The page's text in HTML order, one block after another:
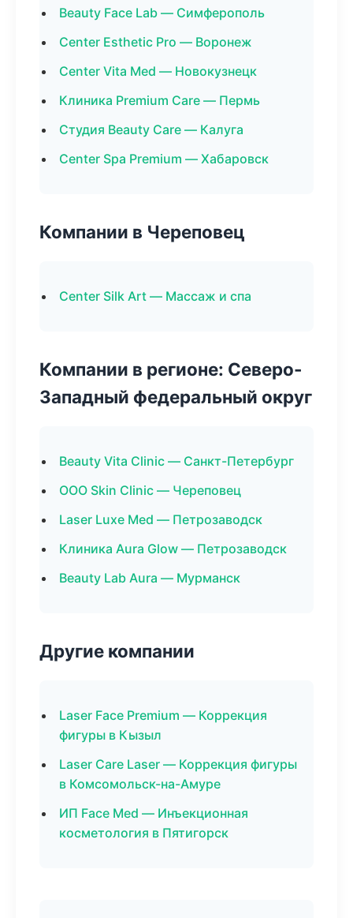
Beauty Face Lab — Симферополь
Center Esthetic Pro — Воронеж
Center Vita Med — Новокузнецк
Клиника Premium Care — Пермь
Студия Beauty Care — Калуга
Center Spa Premium — Хабаровск
Компании в Череповец
Center Silk Art — Массаж и спа
Компании в регионе: Северо-
Западный федеральный округ
Beauty Vita Clinic — Санкт-Петербург
ООО Skin Clinic — Череповец
Laser Luxe Med — Петрозаводск
Клиника Aura Glow — Петрозаводск
Beauty Lab Aura — Мурманск
Другие компании
Laser Face Premium — Коррекция
фигуры в Кызыл
Laser Care Laser — Коррекция фигуры
в Комсомольск-на-Амуре
ИП Face Med — Инъекционная
косметология в Пятигорск